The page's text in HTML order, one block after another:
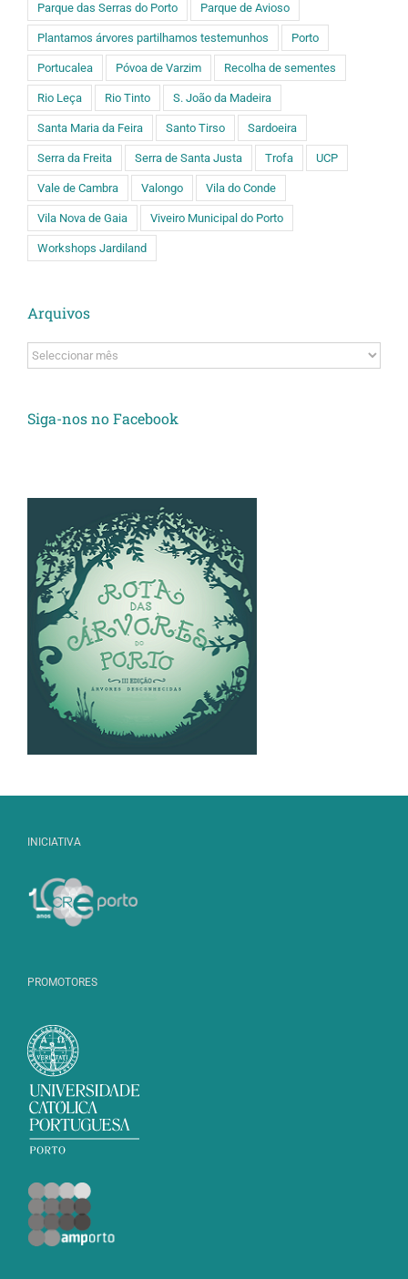
Parque das Serras do Porto Parque de Avioso
Plantamos árvores partilhamos testemunhos Porto
Portucalea Póvoa de Varzim Recolha de sementes
Rio Leça Rio Tinto S. João da Madeira
Santa Maria da Feira Santo Tirso Sardoeira
Serra da Freita Serra de Santa Justa Trofa UCP
Vale de Cambra Valongo Vila do Conde
Vila Nova de Gaia Viveiro Municipal do Porto
Workshops Jardiland
Arquivos
Arquivos
Siga-nos no Facebook
INICIATIVA
PROMOTORES